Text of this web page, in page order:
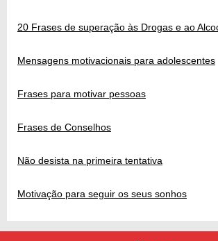
20 Frases de superação às Drogas e ao
Mensagens motivacionais para adolescentes
Frases para motivar pessoas
Frases de Conselhos
Não desista na primeira tentativa
Motivação para seguir os seus sonhos